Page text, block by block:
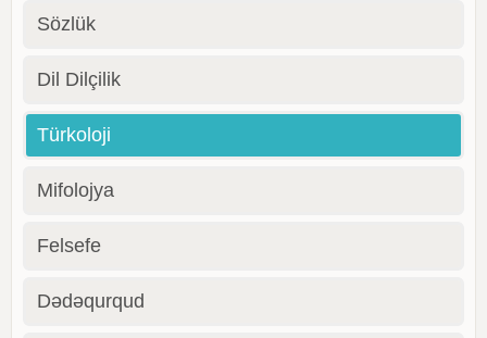
Sözlük
Dil Dilçilik
Türkoloji
Mifolojya
Felsefe
Dədəqurqud